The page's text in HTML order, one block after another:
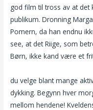
god film til tross av at
publikum. Dronning
Pomern, da han endnu
see, at det Riige, som
Børn, ikke kand være et
du velge blant mange
dykking. Begynn hver
mellom hendene!